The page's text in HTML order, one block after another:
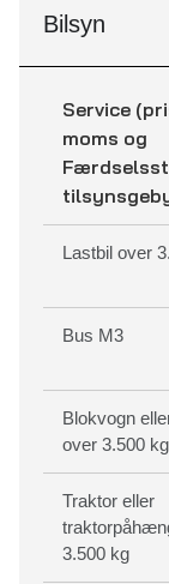
Bilsyn
Service
moms og
Lastbil over
Bus M3
Blokvogn
over 3.500 kg
Traktor eller
3.500 kg